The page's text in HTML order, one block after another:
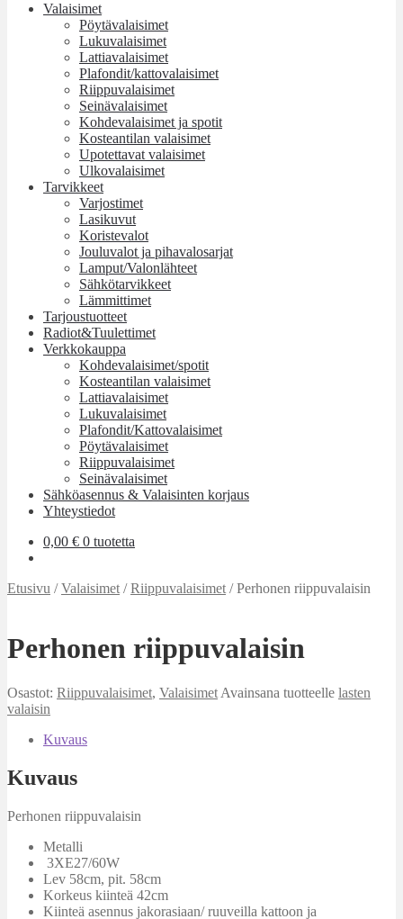
Valaisimet
Pöytävalaisimet
Lukuvalaisimet
Lattiavalaisimet
Plafondit/kattovalaisimet
Riippuvalaisimet
Seinävalaisimet
Kohdevalaisimet ja spotit
Kosteantilan valaisimet
Upotettavat valaisimet
Ulkovalaisimet
Tarvikkeet
Varjostimet
Lasikuvut
Koristevalot
Jouluvalot ja pihavalosarjat
Lamput/Valonlähteet
Sähkötarvikkeet
Lämmittimet
Tarjoustuotteet
Radiot&Tuulettimet
Verkkokauppa
Kohdevalaisimet/spotit
Kosteantilan valaisimet
Lattiavalaisimet
Lukuvalaisimet
Plafondit/Kattovalaisimet
Pöytävalaisimet
Riippuvalaisimet
Seinävalaisimet
Sähköasennus & Valaisinten korjaus
Yhteystiedot
0,00 € 0 tuotetta
Etusivu /Valaisimet /Riippuvalaisimet /Perhonen riippuvalaisin
Perhonen riippuvalaisin
Osastot: Riippuvalaisimet, Valaisimet Avainsana tuotteelle lasten
valaisin
Kuvaus
Kuvaus
Perhonen riippuvalaisin
Metalli
3XE27/60W
Lev 58cm, pit. 58cm
Korkeus kiinteä 42cm
Kiinteä asennus jakorasiaan/ ruuveilla kattoon ja